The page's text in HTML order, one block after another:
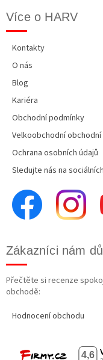
Více o HARV
Kontakty
O nás
Blog
Kariéra
Obchodní podmínky
Velkoobchodní
Ochrana osobních údajů
Sledujte nás na
Zákazníci nám
Přečtěte si recenze
obchodě:
Hodnocení obchodu